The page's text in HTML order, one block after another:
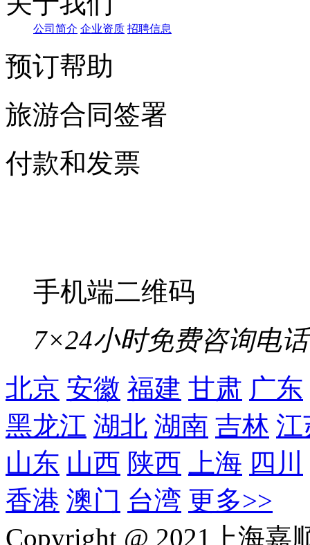
公司简介 企业资质 招聘信息
预订帮助
旅游合同签署
付款和发票
手机端二维码
7×24小时免费咨询电话
北京 安徽 福建 甘肃 广东
黑龙江 湖北 湖南 吉林 江
山东 山西 陕西 上海 四川
香港 澳门 台湾 更多>>
Copyright @ 2021上海